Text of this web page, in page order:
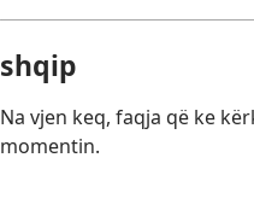
shqip
Na vjen keq, faqja që ke
momentin.